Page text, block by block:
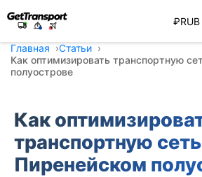
₽RUB
Главная
Статьи
Как оптимизировать транспортную
полуострове
Как
транспортную
Пиренейском